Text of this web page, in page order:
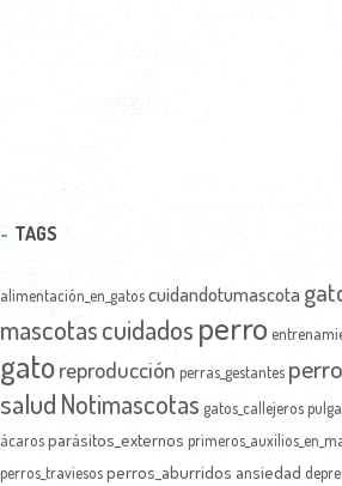
TAGS
alimentación_en_gatoscuidandotumascota
mascotascuidados perro
gatoreproducción perras_gestantes
salud Notimascotas gatos_callejeros
ácarosparásitos_externos
perros_traviesosperros_aburridos ansiedad